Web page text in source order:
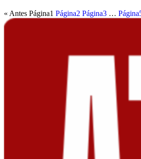
« Antes Página1 Página2 Página3 … Página